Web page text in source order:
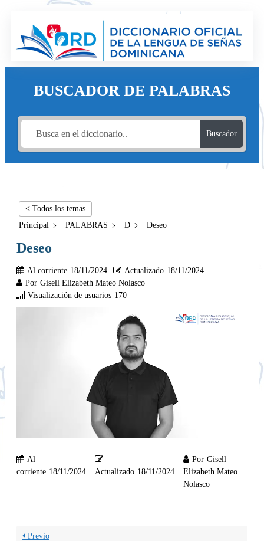
BUSCADOR DE PALABRAS
Buscador
< Todos los temas
Principal
PALABRAS D Deseo
Deseo
Al corriente 18/11/2024 Actualizado 18/11/2024
Por Gisell Elizabeth Mateo Nolasco
Visualización de usuarios 170
Al
corriente 18/11/2024 Actualizado 18/11/2024
Por Gisell
Elizabeth Mateo
Nolasco
Previo